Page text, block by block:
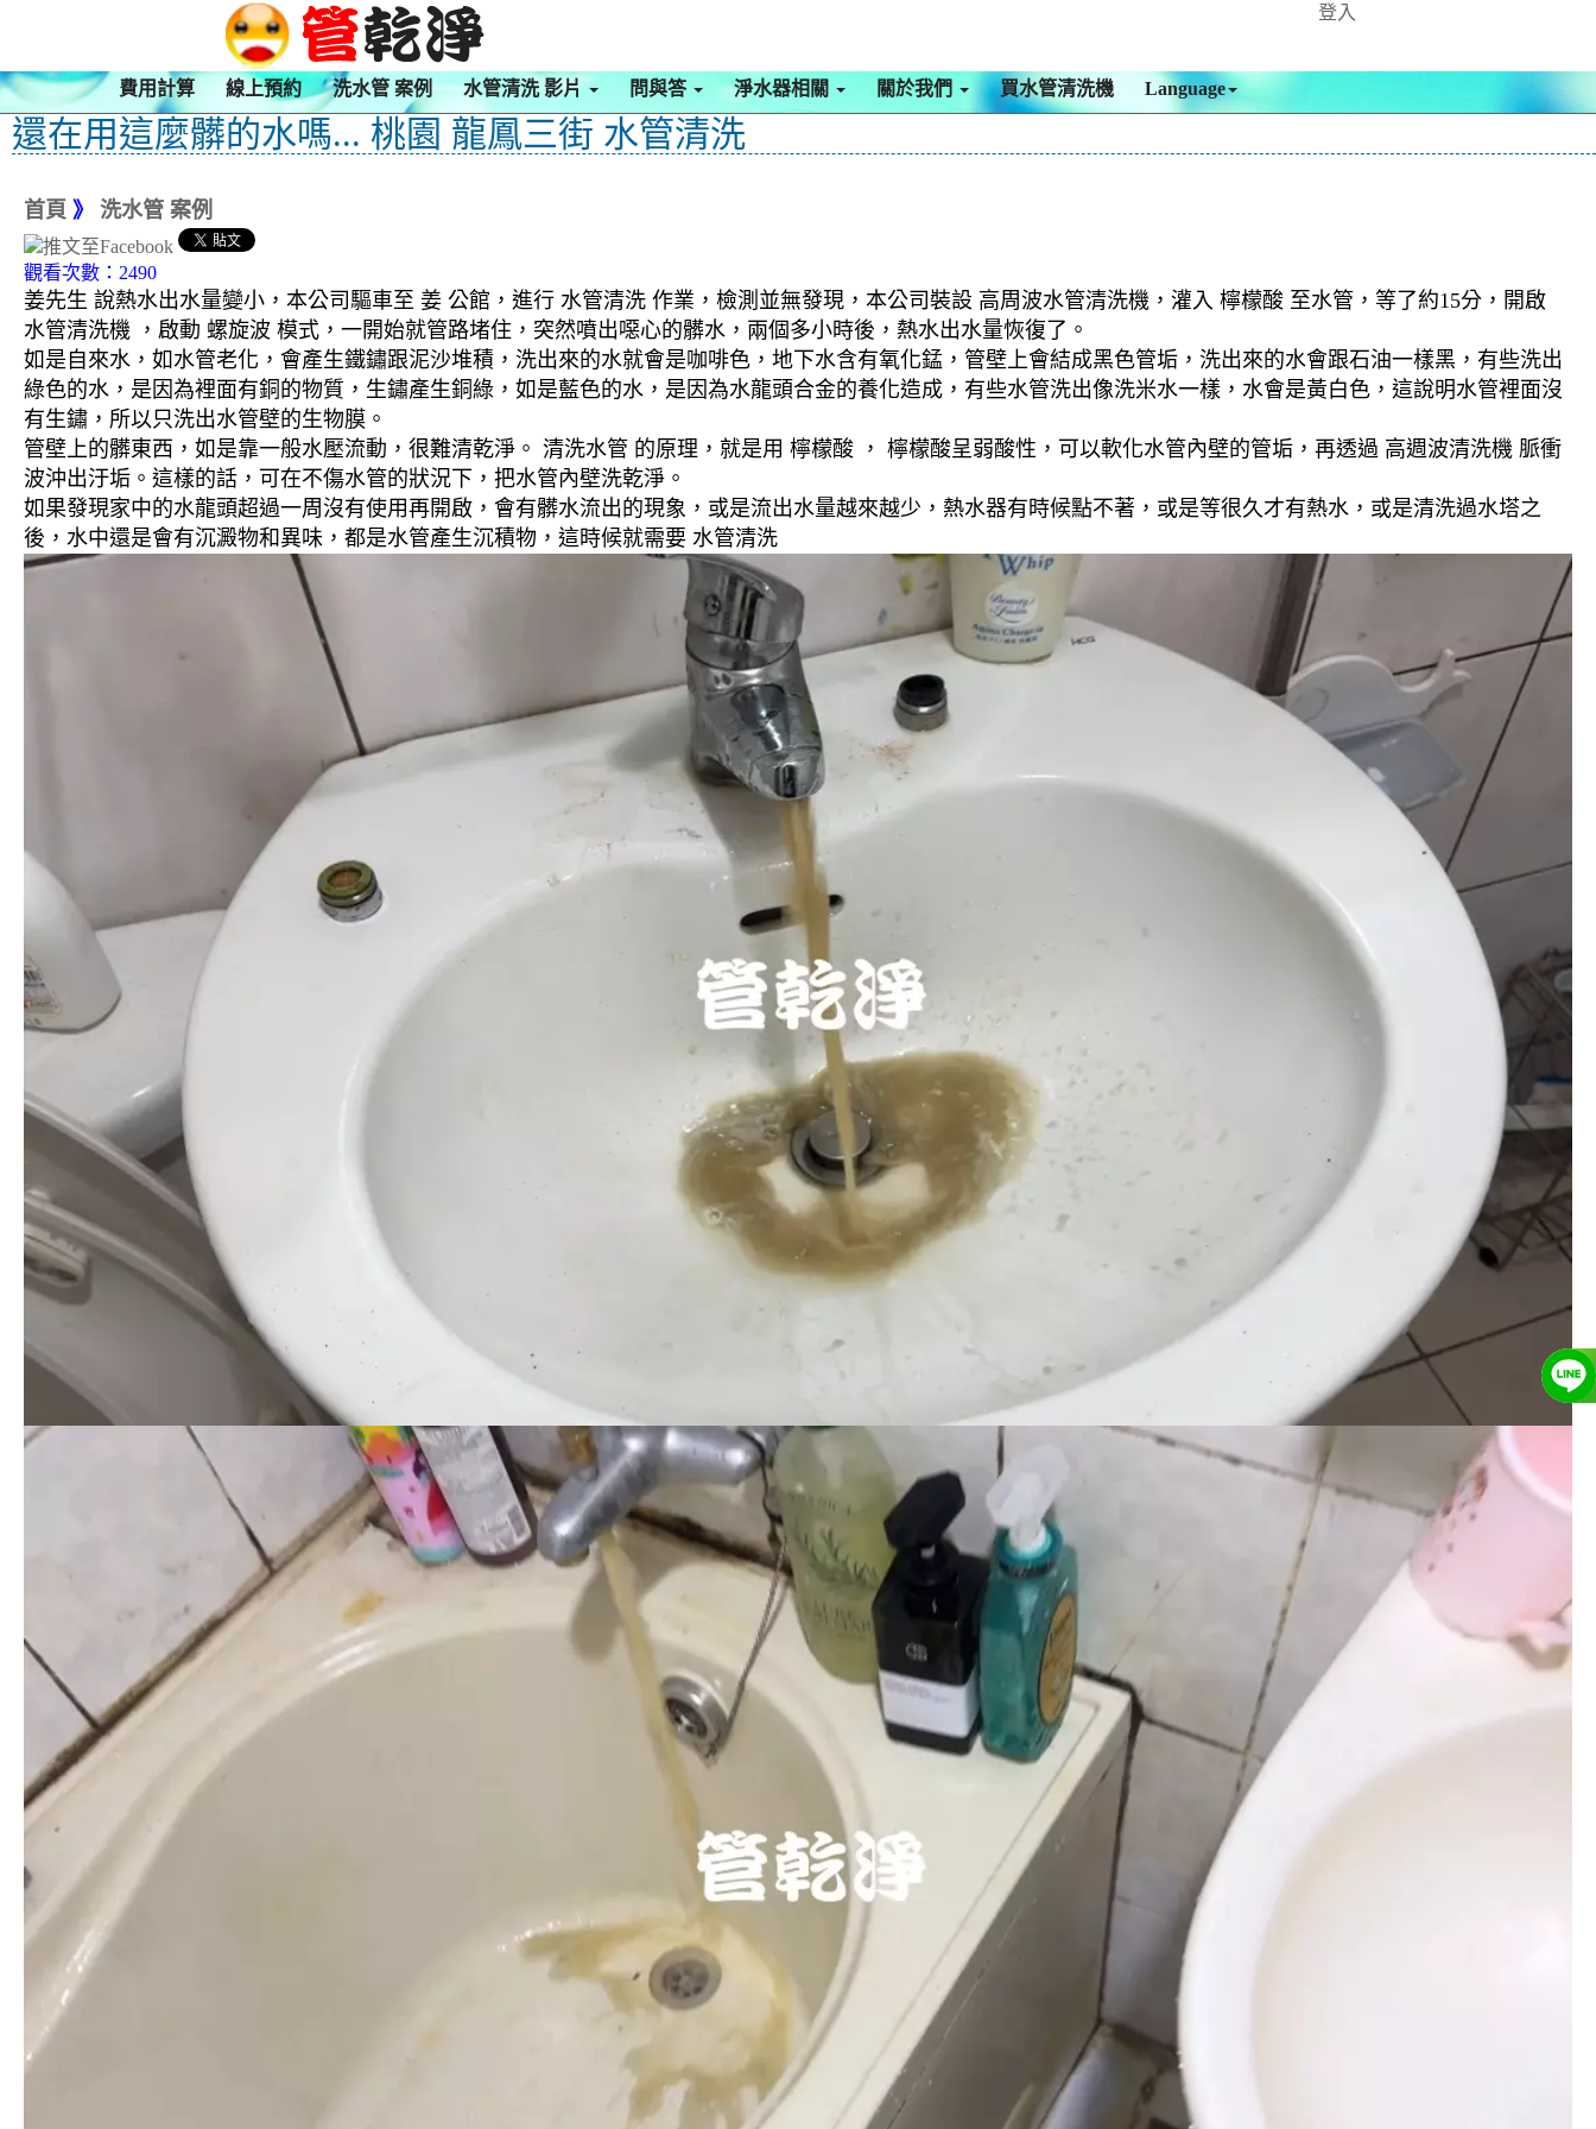
登入
費用計算 線上預約 洗水管 案例 水管清洗 影片 問與答 淨水器相關 關於我們 買水管清洗機 Language
還在用這麼髒的水嗎... 桃園 龍鳳三街 水管清洗
首頁 》 洗水管 案例
觀看次數：2490
姜先生 說熱水出水量變小，本公司驅車至 姜 公館，進行 水管清洗 作業，檢測並無發現，本公司裝設 高周波水管清洗機，灌入 檸檬酸 至水管，等了約15分，開啟
水管清洗機 ，啟動 螺旋波 模式，一開始就管路堵住，突然噴出噁心的髒水，兩個多小時後，熱水出水量恢復了。
如是自來水，如水管老化，會產生鐵鏽跟泥沙堆積，洗出來的水就會是咖啡色，地下水含有氧化錳，管壁上會結成黑色管垢，洗出來的水會跟石油一樣黑，有些洗出
綠色的水，是因為裡面有銅的物質，生鏽產生銅綠，如是藍色的水，是因為水龍頭合金的養化造成，有些水管洗出像洗米水一樣，水會是黃白色，這說明水管裡面沒
有生鏽，所以只洗出水管壁的生物膜。
管壁上的髒東西，如是靠一般水壓流動，很難清乾淨。 清洗水管 的原理，就是用 檸檬酸 ， 檸檬酸呈弱酸性，可以軟化水管內壁的管垢，再透過 高週波清洗機 脈衝
波沖出汙垢。這樣的話，可在不傷水管的狀況下，把水管內壁洗乾淨。
如果發現家中的水龍頭超過一周沒有使用再開啟，會有髒水流出的現象，或是流出水量越來越少，熱水器有時候點不著，或是等很久才有熱水，或是清洗過水塔之
後，水中還是會有沉澱物和異味，都是水管產生沉積物，這時候就需要 水管清洗